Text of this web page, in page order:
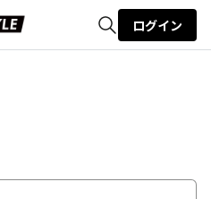
ログイン